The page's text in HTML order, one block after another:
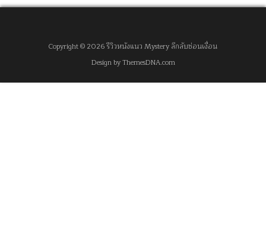
Copyright © 2026 รีวิวหนังแนว Mystery ลึกลับซ่อนเงื่อน
Design by ThemesDNA.com